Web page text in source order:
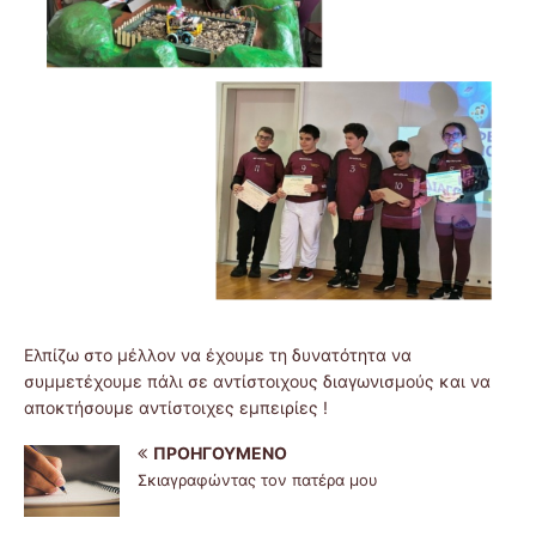
Ελπίζω στο μέλλον να έχουμε τη δυνατότητα να
συμμετέχουμε πάλι σε αντίστοιχους διαγωνισμούς και να
αποκτήσουμε αντίστοιχες εμπειρίες !
ΠΡΟΗΓΟΎΜΕΝΟ
Σκιαγραφώντας τον πατέρα μου